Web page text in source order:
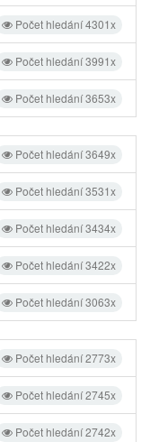
Počet hledání 4301x
Počet hledání 3991x
Počet hledání 3653x
Počet hledání 3649x
Počet hledání 3531x
Počet hledání 3434x
Počet hledání 3422x
Počet hledání 3063x
Počet hledání 2773x
Počet hledání 2745x
Počet hledání 2742x